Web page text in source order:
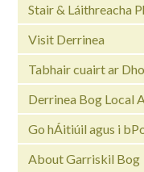
Stair & Láithreacha
Visit Derrinea
Tabhair cuairt ar
Derrinea Bog Local
Go hÁitiúil agus i
About Garriskil Bog